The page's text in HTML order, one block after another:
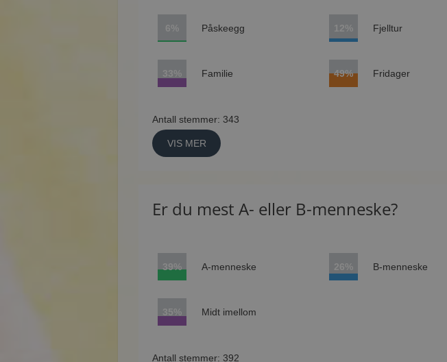
6% Påskeegg 12% Fjelltur
33% Familie 49% Fridager
Antall stemmer: 343
VIS MER
Er du mest A- eller B-menneske?
39% A-menneske 26% B-menneske
35% Midt imellom
Antall stemmer: 392